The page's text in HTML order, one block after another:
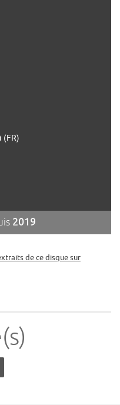
(FR)
2019
de ce disque sur